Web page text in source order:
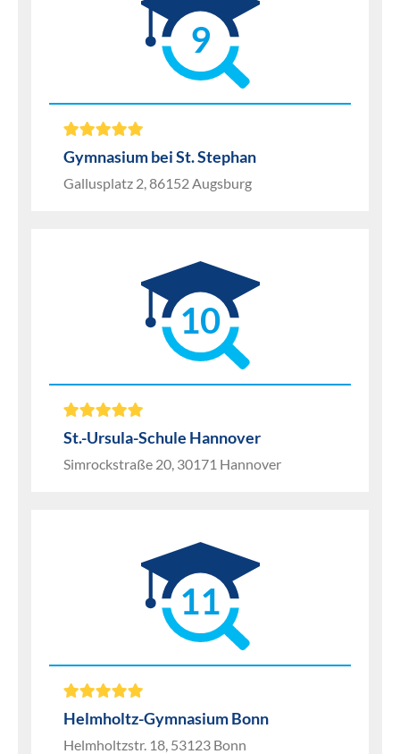
9
Gymnasium bei St. Stephan
Gallusplatz 2, 86152 Augsburg
10
St.-Ursula-Schule Hannover
Simrockstraße 20, 30171 Hannover
11
Helmholtz-Gymnasium Bonn
Helmholtzstr. 18, 53123 Bonn